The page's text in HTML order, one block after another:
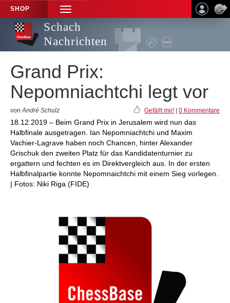
SHOP
TOGGLE
NAVIGATION
Schach
Nachrichten
Grand Prix:
Nepomniachtchi legt vor
von André Schulz Gefällt mir! 0 Kommentare
18.12.2019 – Beim Grand Prix in Jerusalem wird nun das
Halbfinale ausgetragen. Ian Nepomniachtchi und Maxim
Vachier-Lagrave haben noch Chancen, hinter Alexander
Grischuk den zweiten Platz für das Kandidatenturnier zu
ergattern und fechten es im Direktvergleich aus. In der ersten
Halbfinalpartie konnte Nepomnaichtchi mit einem Sieg vorlegen.
| Fotos: Niki Riga (FIDE)